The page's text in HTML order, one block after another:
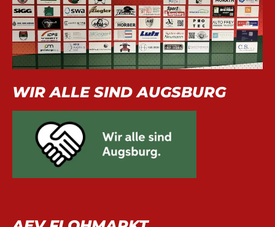
WIR ALLE SIND AUGSBURG